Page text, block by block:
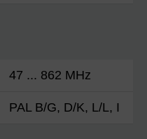
47 ... 862 MHz
PAL B/G, D/K, L/L, I